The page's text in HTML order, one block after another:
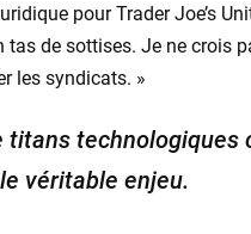
pour Trader Joe’s
tas de sottises. Je ne crois
les syndicats. »
titans
véritable enjeu.